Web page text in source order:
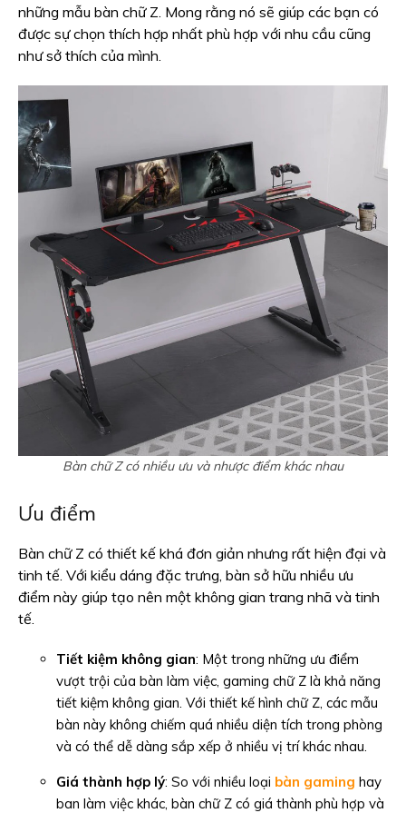
những mẫu bàn chữ Z. Mong rằng nó sẽ giúp các bạn có
được sự chọn thích hợp nhất phù hợp với nhu cầu cũng
như sở thích của mình.
Bàn chữ Z có nhiều ưu và nhược điểm khác nhau
Ưu điểm
Bàn chữ Z có thiết kế khá đơn giản nhưng rất hiện đại và
tinh tế. Với kiểu dáng đặc trưng, bàn sở hữu nhiều ưu
điểm này giúp tạo nên một không gian trang nhã và tinh
tế.
Tiết kiệm không gian: Một trong những ưu điểm
vượt trội của bàn làm việc, gaming chữ Z là khả năng
tiết kiệm không gian. Với thiết kế hình chữ Z, các mẫu
bàn này không chiếm quá nhiều diện tích trong phòng
và có thể dễ dàng sắp xếp ở nhiều vị trí khác nhau.
Giá thành hợp lý: So với nhiều loại bàn gaming hay
ban làm việc khác, bàn chữ Z có giá thành phù hợp và